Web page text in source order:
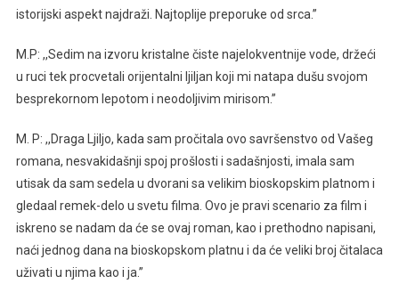
istorijski aspekt najdraži. Najtoplije preporuke od srca.”
M.P: ,,Sedim na izvoru kristalne čiste najelokventnije vode, držeći
u ruci tek procvetali orijentalni ljiljan koji mi natapa dušu svojom
besprekornom lepotom i neodoljivim mirisom.”
M. P: ,,Draga Ljiljo, kada sam pročitala ovo savršenstvo od Vašeg
romana, nesvakidašnji spoj prošlosti i sadašnjosti, imala sam
utisak da sam sedela u dvorani sa velikim bioskopskim platnom i
gledaal remek-delo u svetu filma. Ovo je pravi scenario za film i
iskreno se nadam da će se ovaj roman, kao i prethodno napisani,
naći jednog dana na bioskopskom platnu i da će veliki broj čitalaca
uživati u njima kao i ja.”